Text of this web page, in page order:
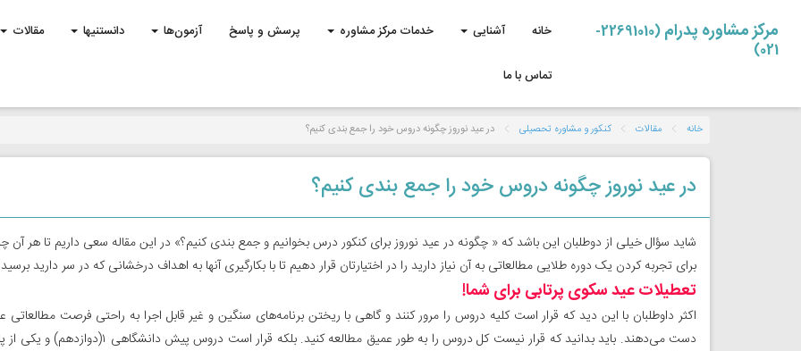
مرکز مشاوره پدرام
(22691010-
021)
خانه آشنایی خدمات مرکز مشاوره پرسش و پاسخ آزمون‌ها دانستنیها مقالات
تماس با ما
خانه مقالات کنکور و مشاوره تحصیلی در عید نوروز چگونه دروس خود را جمع بندی کنیم؟
در عید نوروز چگونه دروس خود را جمع بندی کنیم؟
شاید سؤال خیلی از دوطلبان این باشد که « چگونه در عید نوروز برای کنکور درس بخوانیم و جمع بندی کنیم؟» در این مقاله سعی داریم تا هر آن
برای تجربه کردن یک دوره طلایی مطالعاتی به آن نیاز دارید را در اختیارتان قرار دهیم تا با بکارگیری آنها به اهداف درخشانی که در سر دارید
تعطیلات عید سکوی پرتابی برای شما!
اکثر داوطلبان با این دید که قرار است کلیه دروس را مرور کنند و گاهی با ریختن برنامه‌های سنگین و غیر قابل اجرا به راحتی فرصت مطالعاتی
دست می‌دهند. باید بدانید که قرار نیست کل دروس را به طور عمیق مطالعه کنید. بلکه قرار است دروس پیش